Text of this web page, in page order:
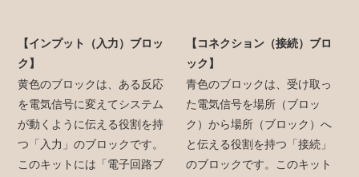
【インプット（入力）ブロッ
ク】
黄色のブロックは、ある反応
を電気信号に変えてシステム
が動くように伝える役割を持
つ「入力」のブロックです。
このキットには「電子回路ブ
【コネクション（接続）ブロ
ック】
青色のブロックは、受け取っ
た電気信号を場所（ブロッ
ク）から場所（ブロック）へ
と伝える役割を持つ「接続」
のブロックです。このキット